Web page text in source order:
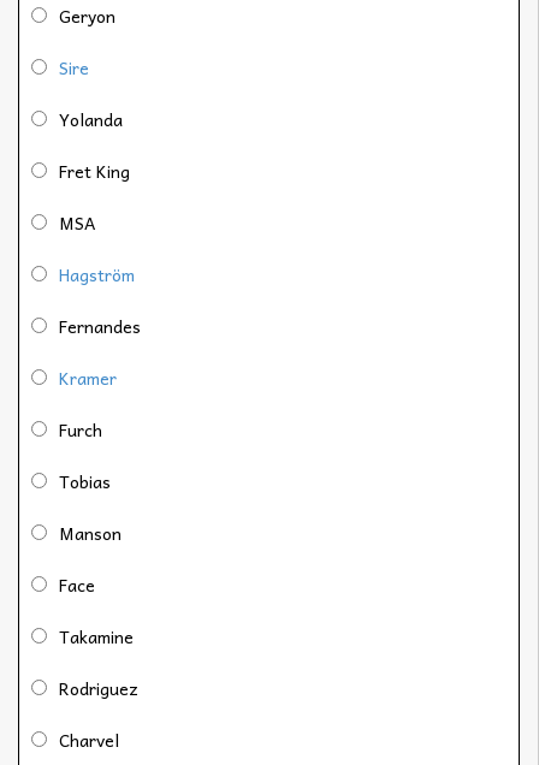
Geryon
Sire
Yolanda
Fret King
MSA
Hagström
Fernandes
Kramer
Furch
Tobias
Manson
Face
Takamine
Rodriguez
Charvel